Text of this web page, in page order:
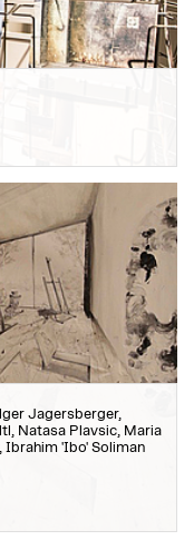
Jagersberger,
Natasa Plavsic, Maria
Ibrahim 'Ibo' Soliman